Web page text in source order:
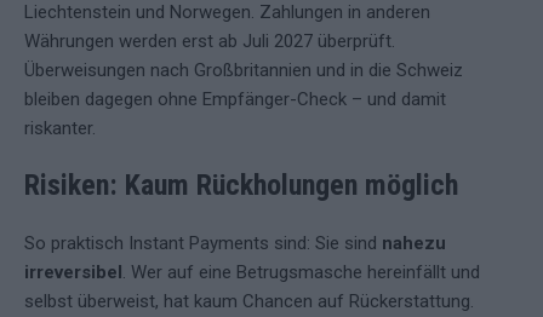
Liechtenstein und Norwegen. Zahlungen in anderen
Währungen werden erst ab Juli 2027 überprüft.
Überweisungen nach Großbritannien und in die Schweiz
bleiben dagegen ohne Empfänger-Check – und damit
riskanter.
Risiken: Kaum Rückholungen möglich
So praktisch Instant Payments sind: Sie sind nahezu
irreversibel. Wer auf eine Betrugsmasche hereinfällt und
selbst überweist, hat kaum Chancen auf Rückerstattung.